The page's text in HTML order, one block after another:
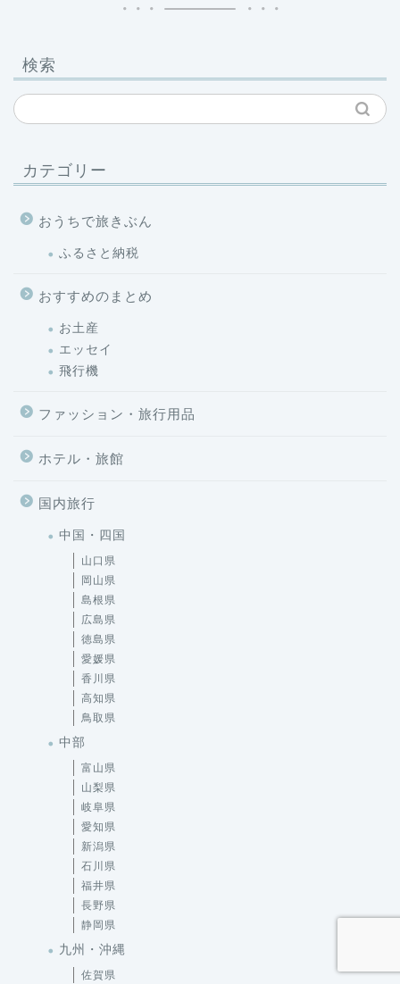
検索
カテゴリー
おうちで旅きぶん
ふるさと納税
おすすめのまとめ
お土産
エッセイ
飛行機
ファッション・旅行用品
ホテル・旅館
国内旅行
中国・四国
山口県
岡山県
島根県
広島県
徳島県
愛媛県
香川県
高知県
鳥取県
中部
富山県
山梨県
岐阜県
愛知県
新潟県
石川県
福井県
長野県
静岡県
九州・沖縄
佐賀県